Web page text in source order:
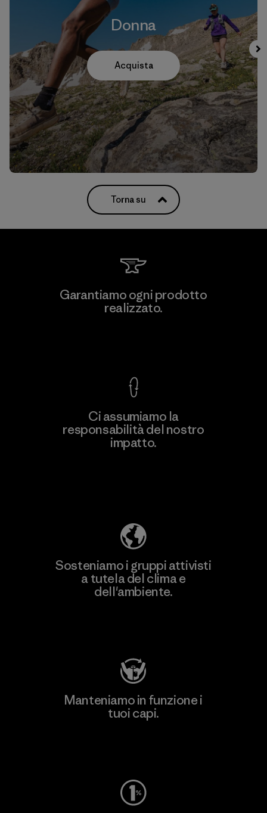
Donna
Acquista
Torna su
Garantiamo ogni prodotto
realizzato.
Ci assumiamo la
responsabilità del nostro
impatto.
Sosteniamo i gruppi attivisti
a tutela del clima e
dell'ambiente.
Manteniamo in funzione i
tuoi capi.